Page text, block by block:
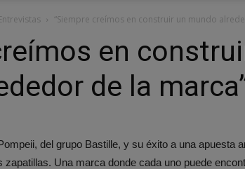
“Siempre creímos en construir un mundo
en
de la
del grupo Bastille, y su éxito a una apuesta
zapatillas. Una marca donde cada uno puede